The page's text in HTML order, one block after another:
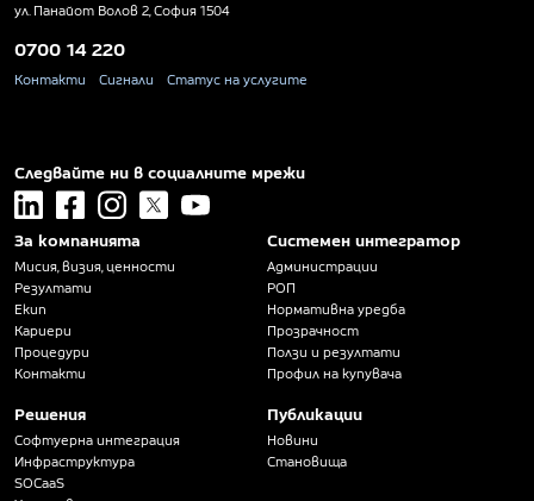
ул. Панайот Волов 2, София 1504
0700 14 220
Контакти Сигнали Статус на услугите
Следвайте ни в социалните мрежи
linkedin facebookinstagram
x youtube
За компанията
Мисия, визия, ценности
Резултати
Екип
Кариери
Процедури
Контакти
Решения
Софтуерна интеграция
Инфраструктура
SOCaaS
Системен интегратор
Администрации
РОП
Нормативна уредба
Прозрачност
Ползи и резултати
Профил на купувача
Публикации
Новини
Становища